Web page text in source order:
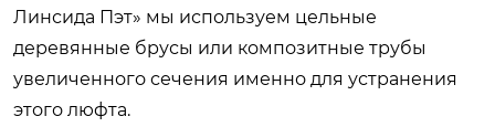
Линсида Пэт» мы используем цельные
деревянные брусы или композитные трубы
увеличенного сечения именно для устранения
этого люфта.